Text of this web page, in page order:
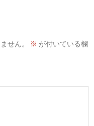
せん。 ※ が付いている欄